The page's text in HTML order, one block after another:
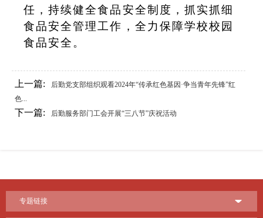
任，持续健全食品安全制度，抓实抓细
食品安全管理工作，全力保障学校校园
食品安全。
上一篇:
后勤党支部组织观看2024年“传承红色基因·争当青年先锋”红
色...
下一篇: 后勤服务部门工会开展“三八节”庆祝活动
专题链接